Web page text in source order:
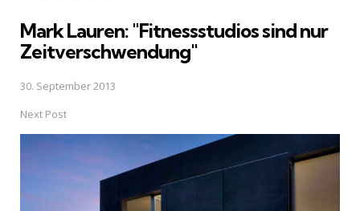
Mark Lauren: "Fitnessstudios sind nur
Zeitverschwendung"
30. September 2013
Next Post